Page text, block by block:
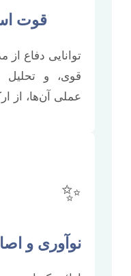
قوت
توانایی دفاع از
قوی، و تحلیل
عملی آن‌ها، از
✨
نوآوری و